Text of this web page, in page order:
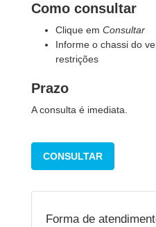
Como consultar
Clique em Consultar
Informe o chassi do
restrições
Prazo
A consulta é imediata.
CONSULTAR
Forma de